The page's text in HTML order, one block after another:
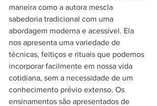
maneira como a autora mescla
sabedoria tradicional com uma
abordagem moderna e acessível. Ela
nos apresenta uma variedade de
técnicas, feitiços e rituais que podemos
incorporar facilmente em nossa vida
cotidiana, sem a necessidade de um
conhecimento prévio extenso. Os
ensinamentos são apresentados de